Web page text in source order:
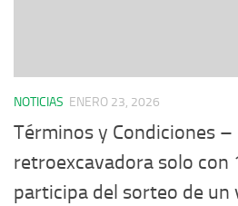
NOTICIAS ENERO 23, 2026
Términos y Condiciones
retroexcavadora solo con
participa del sorteo de un